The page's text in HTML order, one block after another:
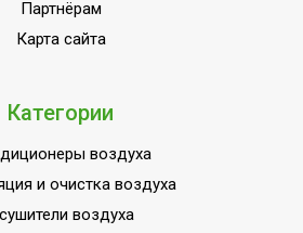
Партнёрам
Карта сайта
Категории
воздуха
и очистка воздуха
воздуха